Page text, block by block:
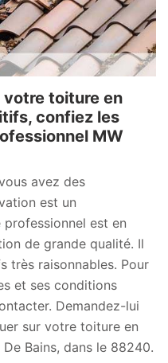
votre toiture en
confiez les
MW
avez des
est un
est en
de grande qualité. Il
très raisonnables. Pour
et ses conditions
Demandez-lui
sur votre toiture en
Bains, dans le 88240.